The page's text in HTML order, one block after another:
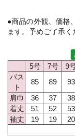
●商品の外観、価格
ます。予めご了承く
5号 7号 9
バス
ト
85 89 93
肩巾
36 37 38
着丈
51 52 53
袖丈
19 19 20